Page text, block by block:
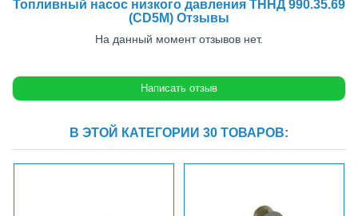
Топливный насос низкого давления ТННД 990.35.69
(СD5M) Отзывы
На данный момент отзывов нет.
В ЭТОЙ КАТЕГОРИИ 30 ТОВАРОВ: